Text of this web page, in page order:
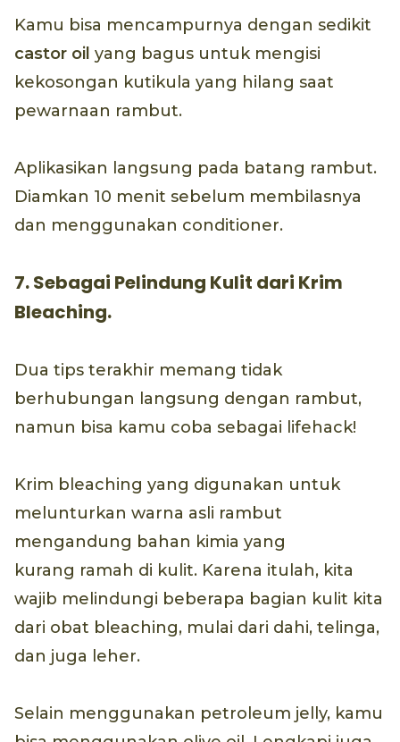
Kamu bisa mencampurnya dengan sedikit
castor oil yang bagus untuk mengisi
kekosongan kutikula yang hilang saat
pewarnaan rambut.
Aplikasikan langsung pada batang rambut.
Diamkan 10 menit sebelum membilasnya
dan menggunakan conditioner.
7. Sebagai Pelindung Kulit dari Krim
Bleaching.
Dua tips terakhir memang tidak
berhubungan langsung dengan rambut,
namun bisa kamu coba sebagai lifehack!
Krim bleaching yang digunakan untuk
melunturkan warna asli rambut
mengandung bahan kimia yang
kurang ramah di kulit. Karena itulah, kita
wajib melindungi beberapa bagian kulit kita
dari obat bleaching, mulai dari dahi, telinga,
dan juga leher.
Selain menggunakan petroleum jelly, kamu